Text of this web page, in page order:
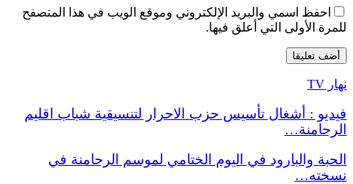
احفظ اسمي والبريد الإلكتروني وموقع الويب في هذا المتصفح
للمرة الأولى التي أعلق فيها.
نهار TV
فيديو : أشغال تأسيس حزب الاحرار لتنسيقية شباب اقليم
الرحامنة…
الحبة والبارود في اليوم الختامي لموسم الرحامنة في
نسخته…